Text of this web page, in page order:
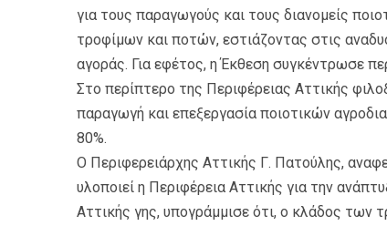
για τους παραγωγούς και τους διανομείς
τροφίμων και ποτών, εστιάζοντας στις
αγοράς. Για εφέτος, η Έκθεση συγκέντρωσε
Στο περίπτερο της Περιφέρειας Αττικής
παραγωγή και επεξεργασία ποιοτικών
80%.
Ο Περιφερειάρχης Αττικής Γ. Πατούλης,
υλοποιεί η Περιφέρεια Αττικής για την
Αττικής γης, υπογράμμισε ότι, ο κλάδος των